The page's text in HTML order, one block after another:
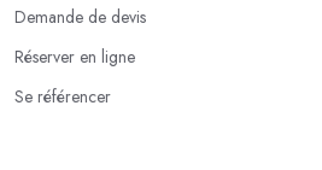
Demande de devis
Réserver en ligne
Se référencer